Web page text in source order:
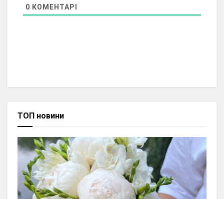
0 КОМЕНТАРІ
ТОП новини